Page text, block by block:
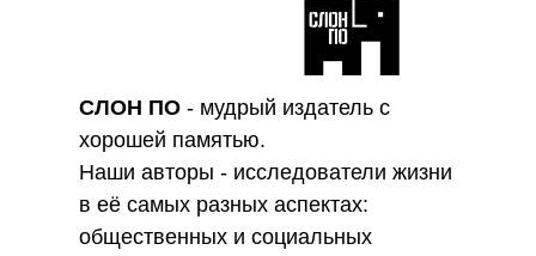
СЛОН ПО - мудрый издатель с
хорошей памятью.
Наши авторы - исследователи жизни
в её самых разных аспектах:
общественных и социальных